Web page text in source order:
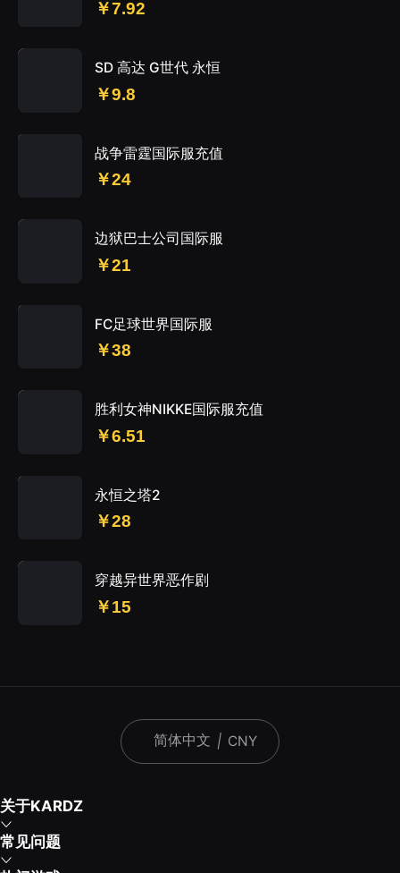
￥7.92
SD 高达 G世代 永恒
￥9.8
战争雷霆国际服充值
￥24
边狱巴士公司国际服
￥21
FC足球世界国际服
￥38
胜利女神NIKKE国际服充值
￥6.51
永恒之塔2
￥28
穿越异世界恶作剧
￥15
简体中文 | CNY
关于KARDZ
常见问题